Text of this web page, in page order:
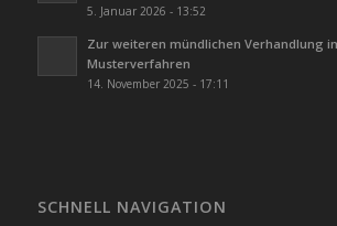
5. Januar 2026 - 13:52
Zur weiteren mündlichen Verhandlung
Musterverfahren
14. November 2025 - 17:11
SCHNELL NAVIGATION